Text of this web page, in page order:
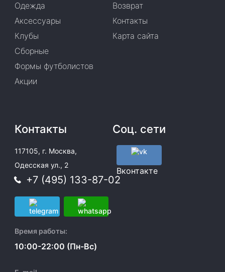
Одежда
Аксессуары
Клубы
Сборные
Формы футболистов
Акции
Возврат
Контакты
Карта сайта
Контакты
117105, г. Москва,
Одесская ул., 2
+7 (495) 133-87-02
Время работы:
10:00-22:00 (Пн-Вс)
Соц. сети
Вконтакте